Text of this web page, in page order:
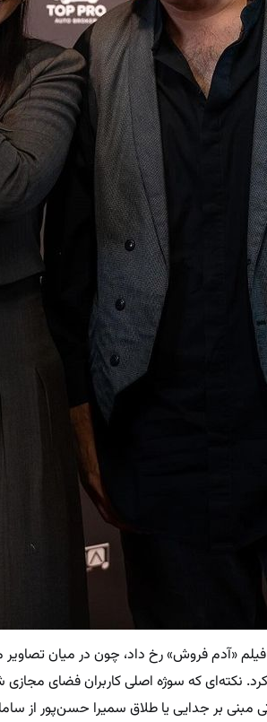
«آدم فروش» رخ داد، چون در میان
که سوژه اصلی کاربران فضای مجازی
بر جدایی یا طلاق سمیرا حسن‌پور از